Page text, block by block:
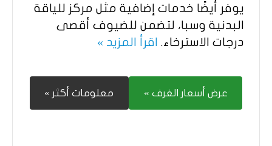
يوفر أيضًا خدمات إضافية مثل مركز للياقة
البدنية وسبا، لتضمن للضيوف أقصى
درجات الاسترخاء. اقرأ المزيد »
عرض أسعار الغرف » معلومات أكثر »